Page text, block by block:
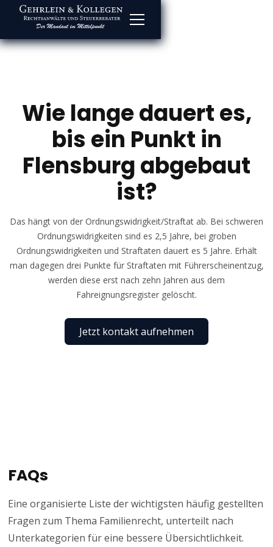
Wie lange dauert es,
bis ein Punkt in
Flensburg abgebaut
ist?
Das hängt von der Ordnungswidrigkeit/Straftat ab. Bei schweren
Ordnungswidrigkeiten sind es 2,5 Jahre, bei groben
Ordnungswidrigkeiten und Straftaten dauert es 5 Jahre. Erhält
man dagegen drei Punkte für Straftaten mit Führerscheinentzug,
werden diese erst nach zehn Jahren aus dem
Fahreignungsregister gelöscht.
Jetzt kontakt aufnehmen
FAQs
Eine organisierte Liste der wichtigsten häufig gestellten
Fragen zum Thema Familienrecht, unterteilt nach
Unterkategorien für eine bessere Übersichtlichkeit.